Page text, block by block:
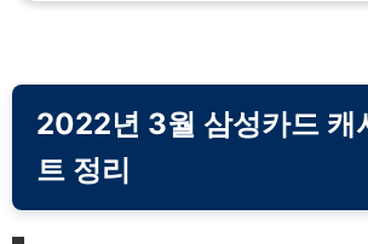
2022년 3월 삼성카드 캐
트 정리